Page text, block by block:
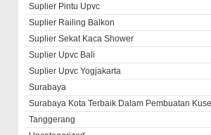
Suplier Pintu Upvc
Suplier Railing Balkon
Suplier Sekat Kaca Shower
Suplier Upvc Bali
Suplier Upvc Yogjakarta
Surabaya
Surabaya Kota Terbaik Dalam Pembuatan
Tanggerang